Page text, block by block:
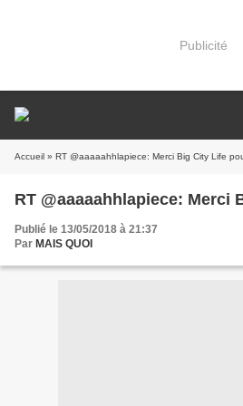
Publicité
Accueil » RT @aaaaahhlapiece: Merci Big City Life
RT @aaaaahhlapiece: Merci
Publié le 13/05/2018 à 21:37
Par MAIS QUOI